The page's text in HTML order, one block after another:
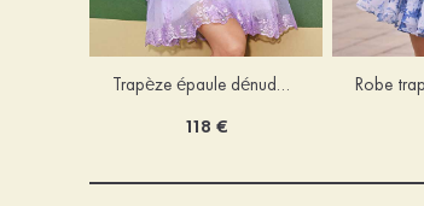
Trapèze épaule dénudée tulle courte/mini robe de fête de la rentrée avec paillettes
118 €